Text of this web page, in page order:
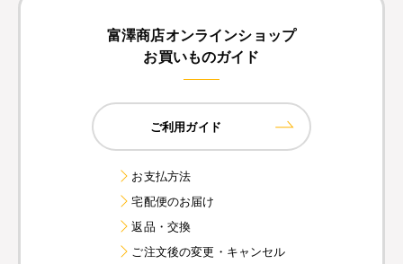
富澤商店オンラインショップ
お買いものガイド
ご利用ガイド
お支払方法
宅配便のお届け
返品・交換
ご注文後の変更・キャンセル